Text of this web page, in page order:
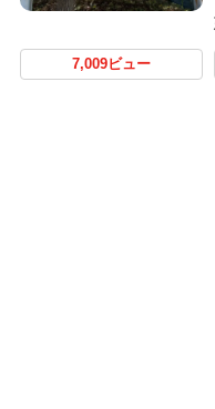
7,009ビュー